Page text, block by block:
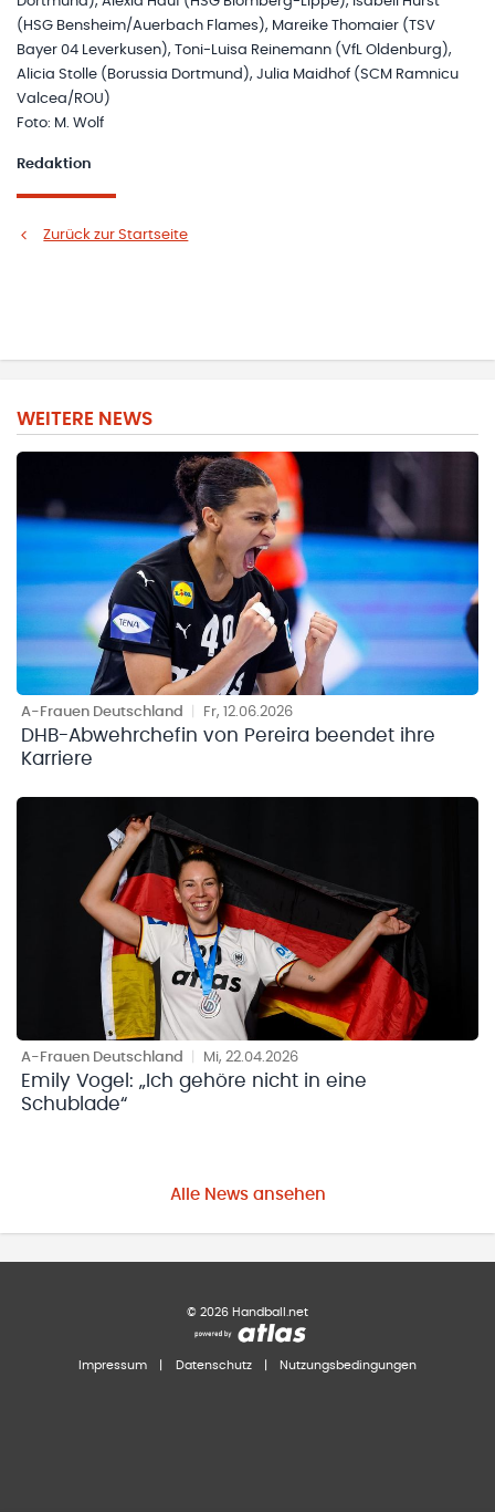
(HSG Bensheim/Auerbach Flames), Mareike Thomaier (TSV
Bayer 04 Leverkusen), Toni-Luisa Reinemann (VfL Oldenburg),
Alicia Stolle (Borussia Dortmund), Julia Maidhof (SCM Ramnicu
Valcea/ROU)
Foto: M. Wolf
Redaktion
Zurück zur Startseite
WEITERE NEWS
A-Frauen Deutschland Fr, 12.06.2026
DHB-Abwehrchefin von Pereira beendet ihre
Karriere
A-Frauen Deutschland Mi, 22.04.2026
Emily Vogel: „Ich gehöre nicht in eine
Schublade“
Alle News ansehen
© 2026 Handball.net
Impressum Datenschutz Nutzungsbedingungen